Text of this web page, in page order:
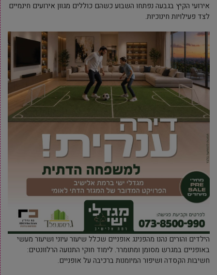
אירועי הקיץ בגבעה נפתחו השבוע כשהם כוללים מגוון אירועים חינמיים
לצד פעילויות חינוכיות.
הילדים והורים נהנו מהפנינג אופניים שכלל שיעור עיוני ושיעור מעשי
באופניים במגרש מסומן ומתומרר. לימוד חוקי התנועה הרלוונטים:
חשיבות הקסדה ושיפור המיומנות ברכיבה על אופניים.